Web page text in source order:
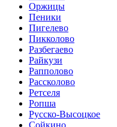
Оржицы
Пеники
Пигелево
Пикколово
Разбегаево
Райкузи
Рапполово
Рассколово
Ретселя
Ропша
Русско-Высоцкое